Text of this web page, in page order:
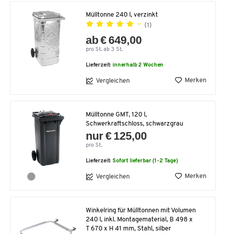
Mülltonne 240 l, verzinkt
(1)
ab € 649,00
pro St. ab 3 St.
Lieferzeit:innerhalb 2 Wochen
Vergleichen Merken
Mülltonne GMT, 120 l,
Schwerkraftschloss, schwarzgrau
nur € 125,00
pro St.
Lieferzeit:Sofort lieferbar (1-2 Tage)
Vergleichen Merken
Winkelring für Mülltonnen mit Volumen
240 l, inkl. Montagematerial, B 498 x
T 670 x H 41 mm, Stahl, silber